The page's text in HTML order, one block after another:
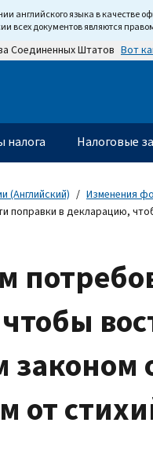
английского языка в
всех документов являются
Соединенных Штатов Вот
налога Налоговые
(Английский)
Изменения
поправки в декларацию,
от